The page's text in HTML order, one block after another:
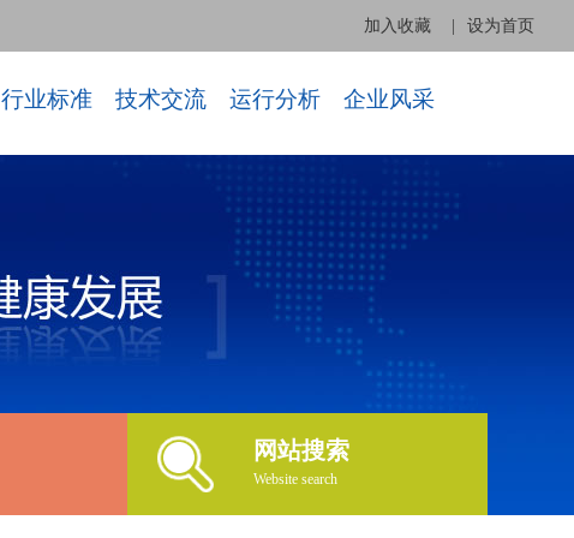
加入收藏 设为首页
行业标准 技术交流 运行分析 企业风采
网站搜索
Website search